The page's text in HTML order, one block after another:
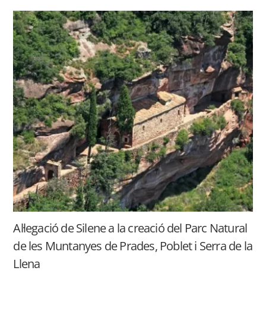
Al·legació de Silene a la creació del Parc Natural
de les Muntanyes de Prades, Poblet i Serra de la
Llena